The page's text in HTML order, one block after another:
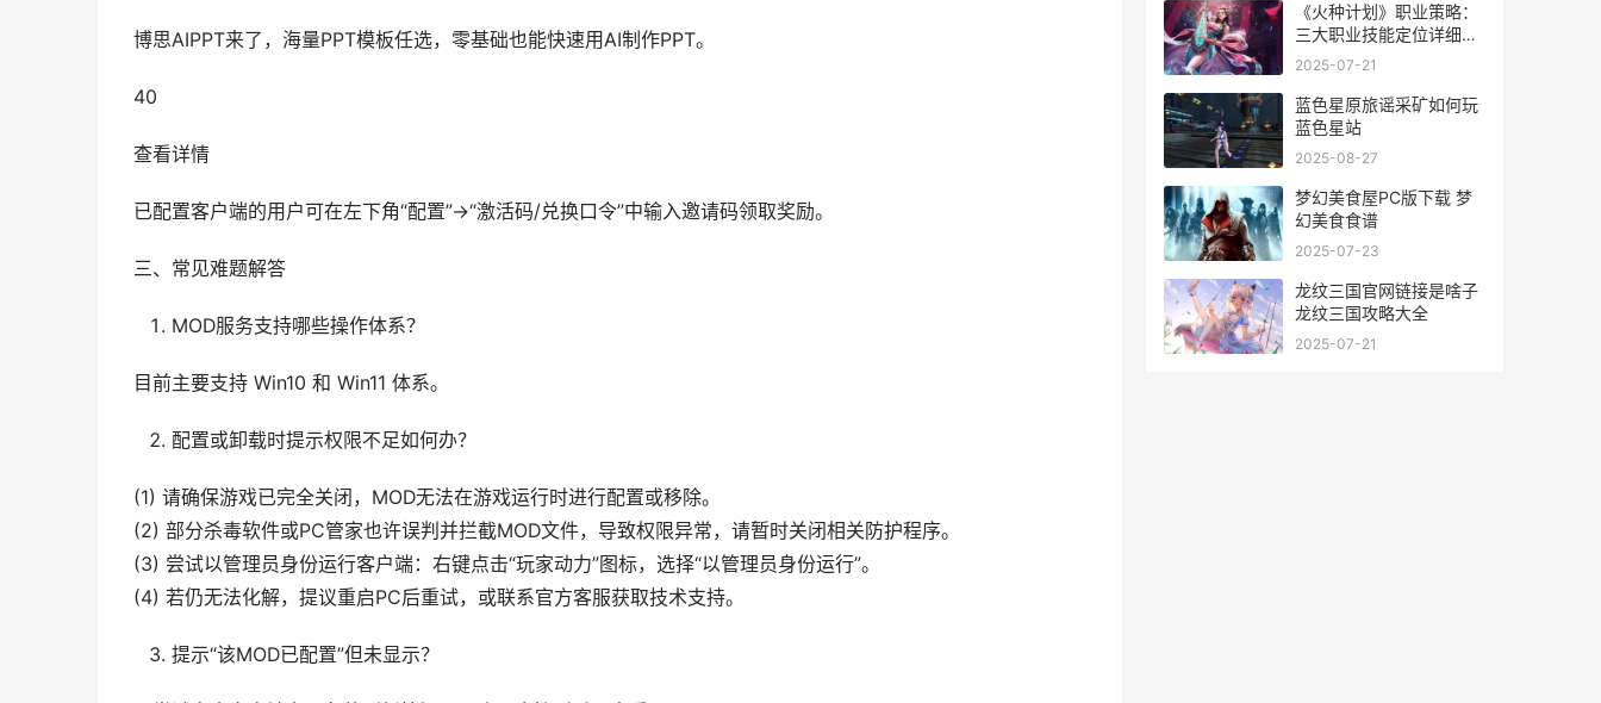
博思AIPPT来了，海量PPT模板任选，零基础也能快速用AI制作PPT。
40
查看详情
已配置客户端的用户可在左下角“配置”→“激活码/兑换口令”中输入邀请码领取奖励。
三、常见难题解答
MOD服务支持哪些操作体系？
目前主要支持 Win10 和 Win11 体系。
配置或卸载时提示权限不足如何办？
(1) 请确保游戏已完全关闭，MOD无法在游戏运行时进行配置或移除。
(2) 部分杀毒软件或PC管家也许误判并拦截MOD文件，导致权限异常，请暂时关闭相关防护程序。
(3) 尝试以管理员身份运行客户端：右键点击“玩家动力”图标，选择“以管理员身份运行”。
(4) 若仍无法化解，提议重启PC后重试，或联系官方客服获取技术支持。
提示“该MOD已配置”但未显示？
《火种计划》职业策略：
三大职业技能定位详细解
答 火种计划兑换码
2025-07-21
蓝色星原旅谣采矿如何玩
蓝色星站
2025-08-27
梦幻美食屋PC版下载 梦
幻美食食谱
2025-07-23
龙纹三国官网链接是啥子
龙纹三国攻略大全
2025-07-21